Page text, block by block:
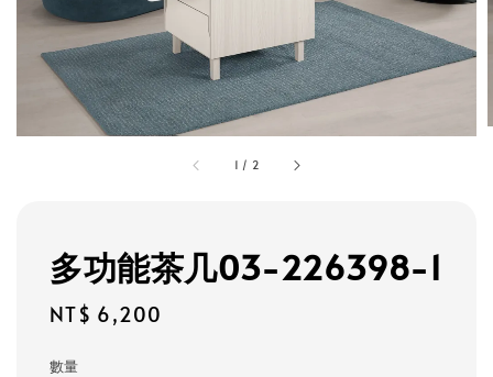
1 / 2
多功能茶几03-226398-1
Regular
NT$ 6,200
數量